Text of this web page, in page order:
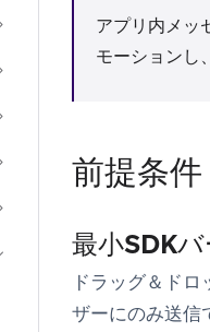
アプリ内メッ
モーションし
前提条件
最小SDK
ドラッグ＆ド
ザーにのみ送信